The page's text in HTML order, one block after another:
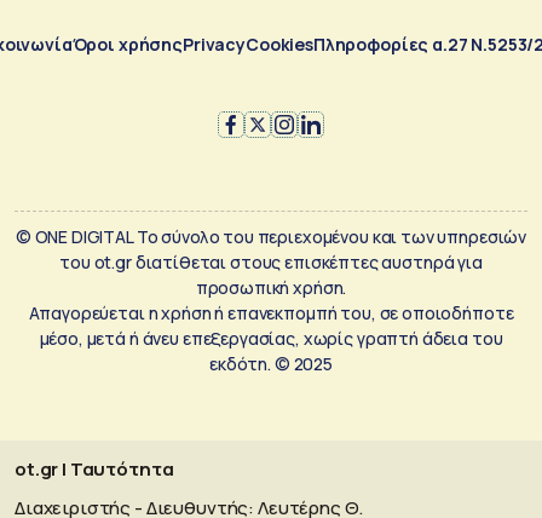
Όροι χρήσηςPrivacyCookiesΠληροφορίες α.27 Ν.5253/
© ONE DIGITAL Το σύνολο του περιεχομένου και των υπηρεσιών
του ot.gr διατίθεται στους επισκέπτες αυστηρά για
προσωπική χρήση.
Απαγορεύεται η χρήση ή επανεκπομπή του, σε οποιοδήποτε
μέσο, μετά ή άνευ επεξεργασίας, χωρίς γραπτή άδεια του
εκδότη. © 2025
ot.gr | Ταυτότητα
Διαχειριστής - Διευθυντής: Λευτέρης Θ.